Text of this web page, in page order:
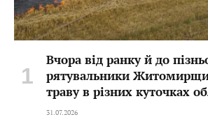
Вчора від ранку й до
рятувальники
траву в різних куточках
31.07.2026